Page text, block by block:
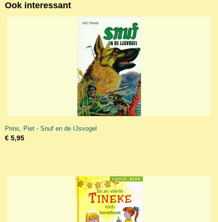
Ook interessant
Prins, Piet - Snuf en de IJsvogel
€ 5,95